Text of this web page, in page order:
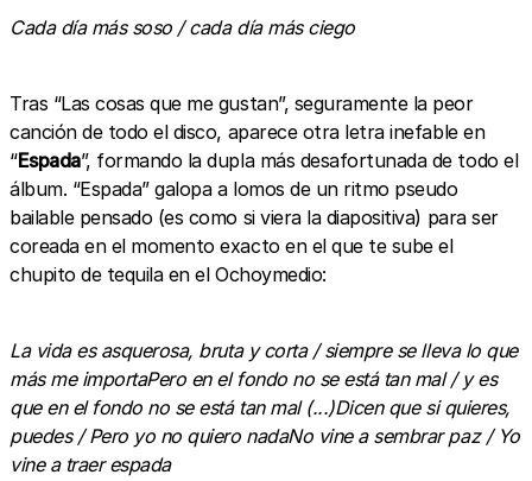
Cada día más soso / cada día más ciego
Tras “Las cosas que me gustan”, seguramente la peor
canción de todo el disco, aparece otra letra inefable en
“Espada”, formando la dupla más desafortunada de todo el
álbum. “Espada” galopa a lomos de un ritmo pseudo
bailable pensado (es como si viera la diapositiva) para ser
coreada en el momento exacto en el que te sube el
chupito de tequila en el Ochoymedio:
La vida es asquerosa, bruta y corta / siempre se lleva lo que
más me importaPero en el fondo no se está tan mal / y es
que en el fondo no se está tan mal (...)Dicen que si quieres,
puedes / Pero yo no quiero nadaNo vine a sembrar paz / Yo
vine a traer espada